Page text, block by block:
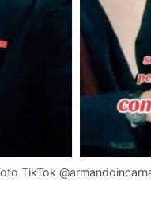
TikTok